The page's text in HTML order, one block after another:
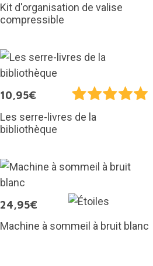
Kit d'organisation de valise
compressible
10,95€
Les serre-livres de la
bibliothèque
24,95€
Machine à sommeil à bruit blanc